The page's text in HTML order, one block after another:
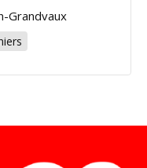
Grandvaux